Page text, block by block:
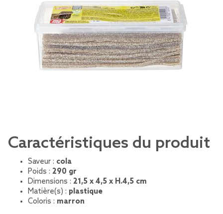
Caractéristiques du produit
Saveur : cola
Poids : 290 gr
Dimensions : 21,5 x 4,5 x H.4,5 cm
Matière(s) : plastique
Coloris : marron